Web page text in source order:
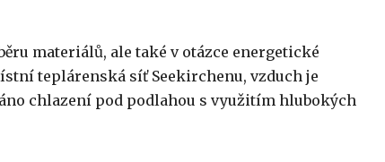
materiálů, ale také v otázce energetické
teplárenská síť Seekirchenu, vzduch je
chlazení pod podlahou s využitím hlubokých